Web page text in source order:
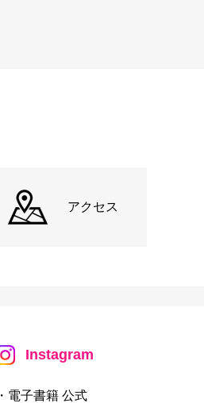
アクセス
Instagram
・電子書籍 公式